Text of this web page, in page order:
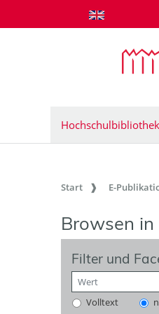
zum Inhalt springen
Hochschulbibliothek
Start E-
Browsen
Filter und
Volltext